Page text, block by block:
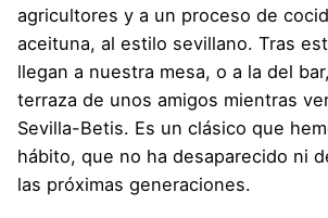
agricultores y a un proceso de
aceituna, al estilo sevillano. Tras
llegan a nuestra mesa, o a la del
terraza de unos amigos mientras
Sevilla-Betis. Es un clásico que
hábito, que no ha desaparecido ni
las próximas generaciones.